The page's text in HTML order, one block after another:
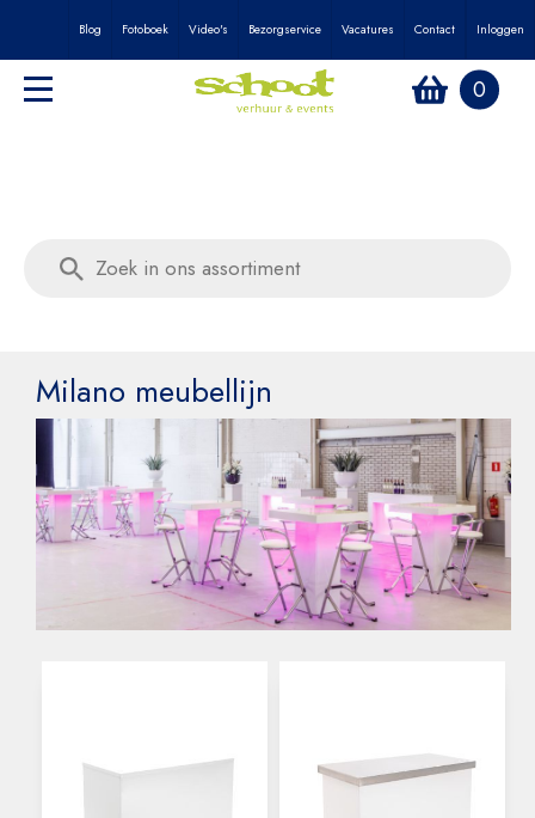
Blog Fotoboek Video's Bezorgservice Vacatures Contact Inloggen
0
Milano meubellijn